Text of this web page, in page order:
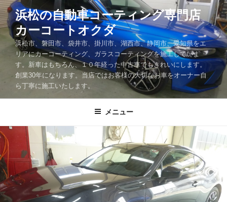
コ
ン
テ
浜松の自動車コーティング専門店
カーコートオクダ
浜松市、磐田市、袋井市、掛川市、湖西市、静岡市、愛知県をエ
リアにカーコーティング、ガラスコーティングを施工していま
す。新車はもちろん、１０年経った中古車でもきれいにします。
創業30年になります。当店ではお客様の大切なお車をオーナー自
ら丁寧に施工いたします。
メニュー